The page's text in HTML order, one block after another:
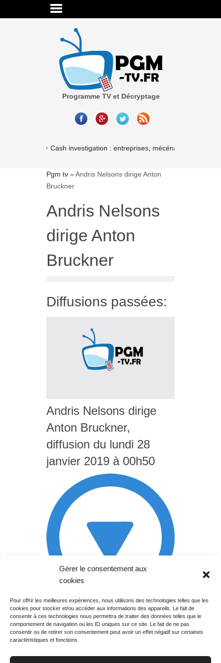
Gérer le consentement aux
cookies
Pour offrir les meilleures expériences, nous utilisons des technologies telles que les
cookies pour stocker et/ou accéder aux informations des appareils. Le fait de
consentir à ces technologies nous permettra de traiter des données telles que le
comportement de navigation ou les ID uniques sur ce site. Le fait de ne pas
consentir ou de retirer son consentement peut avoir un effet négatif sur certaines
caractéristiques et fonctions.
Programme TV et Décryptage
Cash investigation : entreprises, mécénat,
Pgm tv » Andris Nelsons dirige Anton
Bruckner
Andris Nelsons
dirige Anton
Bruckner
Diffusions passées:
Andris Nelsons dirige
Anton Bruckner,
diffusion du lundi 28
janvier 2019 à 00h50
Rechercher votre
programme